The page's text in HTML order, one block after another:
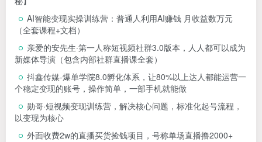
AI智能变现实操训练营：普通人利用AI赚钱 月收益数万元
（全套课程+文档）
亲爱的安先生·第一人称短视频社群3.0版本，人人都可以成为
新媒体导演（包含内部社群直播课全套）
抖鑫传媒-爆单学院8.0孵化体系，让80%以上达人都能运营一
个稳定变现的账号，操作简单，一部手机就能做
勋哥·短视频变现训练营，解决核心问题，标准化起号流程，
以变现为核心
外面收费2w的直播买货捡钱项目，号称单场直播撸2000+